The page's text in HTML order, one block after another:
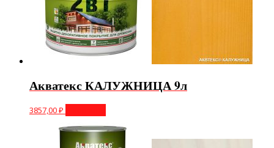
Акватекс КАЛУЖНИЦА 9л
3857,00₽